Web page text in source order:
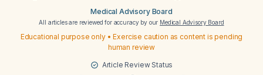
Medical Advisory Board
All articles are reviewed for accuracy by our Medical Advisory Board
Educational purpose only • Exercise caution as content is pending
human review
Article Review Status